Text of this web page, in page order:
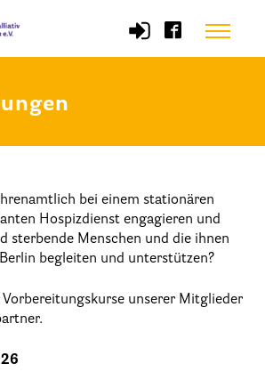
Menu
Start
und Leitsätze
des HPV Berlin e.V.
im Verband
des HPV Berlin
bei einem stationären
Hospizdienst engagieren und
sterbende Menschen und die ihnen
begleiten und unterstützen?
Vorbereitungskurse unserer Mitglieder